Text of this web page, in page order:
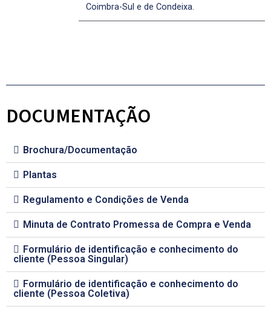
Coimbra-Sul e de Condeixa.
DOCUMENTAÇÃO
Brochura/Documentação
Plantas
Regulamento e Condições de Venda
Minuta de Contrato Promessa de Compra e Venda
Formulário de identificação e conhecimento do
cliente (Pessoa Singular)
Formulário de identificação e conhecimento do
cliente (Pessoa Coletiva)